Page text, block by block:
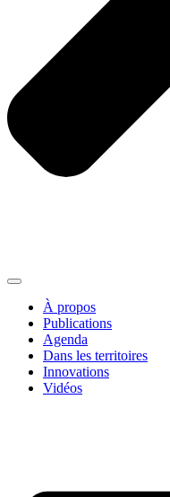
À propos
Publications
Agenda
Dans les territoires
Innovations
Vidéos